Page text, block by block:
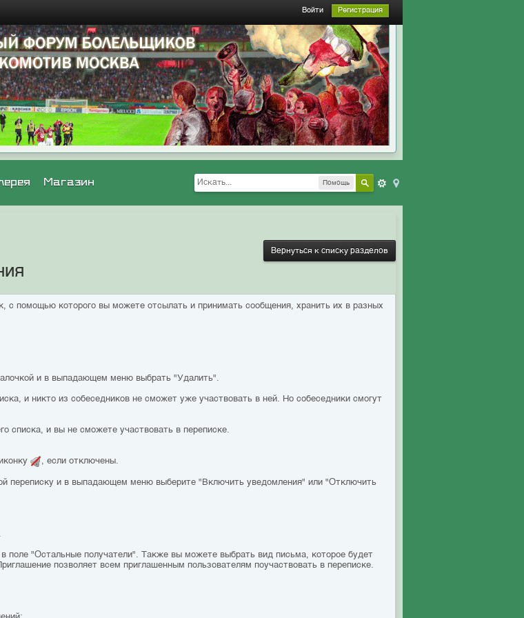
Войти Регистрация
Помощь
Магазин
Вернуться к списку разделов
помощью которого вы можете отсылать и принимать сообщения, хранить их в разных
и в выпадающем меню выбрать "Удалить".
и никто из собеседников не сможет уже участвовать в ней. Но собеседники смогут
списка, и вы не сможете участвовать в переписке.
, если отключены.
переписку и в выпадающем меню выберите "Включить уведомления" или "Отключить
поле "Остальные получатели". Также вы можете выбрать вид письма, которое будет
позволяет всем приглашенным пользователям поучаствовать в переписке.